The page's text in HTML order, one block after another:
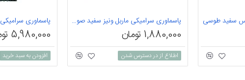
پاسماوری سرامیکی ماربل ونیز سفید صورتی 7 پارچه
1,880,000 تومان
اطلاع از در دسترس شدن
پاسماوری سرامیکی 14 پارچه کانوا
5,980,000 تومان
افزودن به سبد خرید